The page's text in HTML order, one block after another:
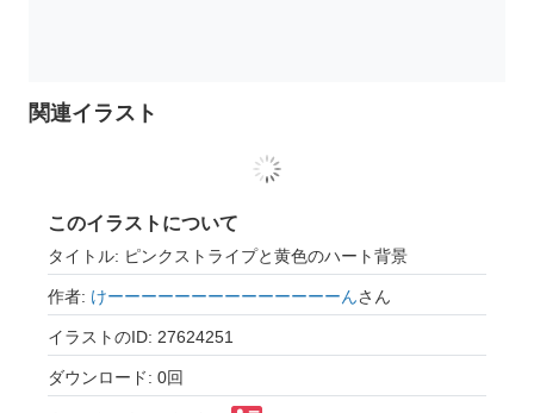
関連イラスト
このイラストについて
タイトル: ピンクストライプと黄色のハート背景
作者: けーーーーーーーーーーーーーーんさん
イラストのID: 27624251
ダウンロード: 0回